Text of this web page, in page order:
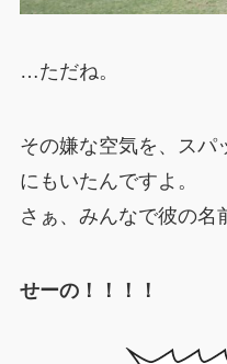
…ただね。
その嫌な空気を、スパ
にもいたんですよ。
さぁ、みんなで彼の名
せーの！！！！